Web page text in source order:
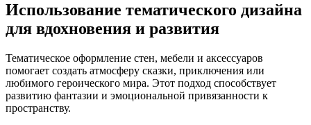
Использование тематического дизайна
для вдохновения и развития
Тематическое оформление стен, мебели и аксессуаров
помогает создать атмосферу сказки, приключения или
любимого героического мира. Этот подход способствует
развитию фантазии и эмоциональной привязанности к
пространству.